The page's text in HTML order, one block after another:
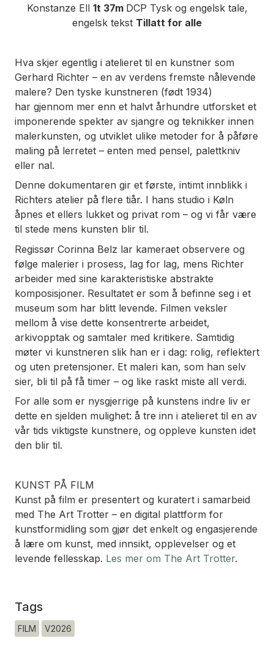
Konstanze Ell 1t 37m DCP Tysk og engelsk tale,
engelsk tekst Tillatt for alle
Hva skjer egentlig i atelieret til en kunstner som
Gerhard Richter – en av verdens fremste nålevende
malere? Den tyske kunstneren (født 1934)
har gjennom mer enn et halvt århundre utforsket et
imponerende spekter av sjangre og teknikker innen
malerkunsten, og utviklet ulike metoder for å påføre
maling på lerretet – enten med pensel, palettkniv
eller nal.
Denne dokumentaren gir et første, intimt innblikk i
Richters atelier på flere tiår. I hans studio i Køln
åpnes et ellers lukket og privat rom – og vi får være
til stede mens kunsten blir til.
Regissør Corinna Belz lar kameraet observere og
følge malerier i prosess, lag for lag, mens Richter
arbeider med sine karakteristiske abstrakte
komposisjoner. Resultatet er som å befinne seg i et
museum som har blitt levende. Filmen veksler
mellom å vise dette konsentrerte arbeidet,
arkivopptak og samtaler med kritikere. Samtidig
møter vi kunstneren slik han er i dag: rolig, reflektert
og uten pretensjoner. Et maleri kan, som han selv
sier, bli til på få timer – og like raskt miste all verdi.
For alle som er nysgjerrige på kunstens indre liv er
dette en sjelden mulighet: å tre inn i atelieret til en av
vår tids viktigste kunstnere, og oppleve kunsten idet
den blir til.
KUNST PÅ FILM
Kunst på film er presentert og kuratert i samarbeid
med The Art Trotter – en digital plattform for
kunstformidling som gjør det enkelt og engasjerende
å lære om kunst, med innsikt, opplevelser og et
levende fellesskap. Les mer om The Art Trotter.
Tags
FILM V2026